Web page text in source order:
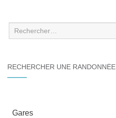
Recherche
:
RECHERCHER UNE RANDONNÉE
Gares